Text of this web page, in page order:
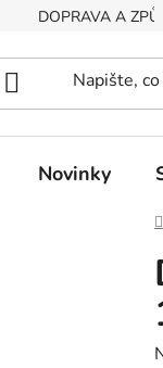
DOPRAVA A
Novinky